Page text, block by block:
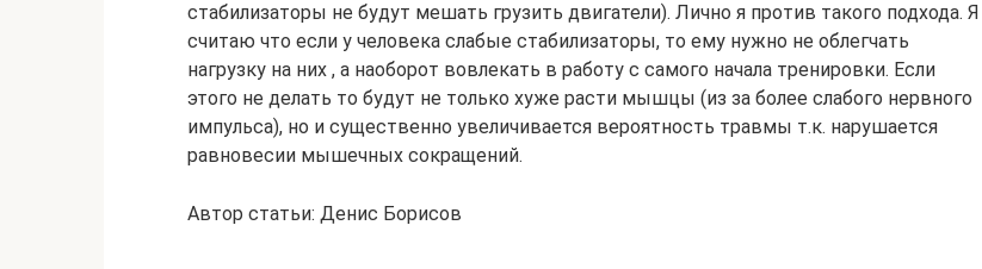
стабилизаторы не будут мешать грузить двигатели). Лично я против такого подхода. Я
считаю что если у человека слабые стабилизаторы, то ему нужно не облегчать
нагрузку на них , а наоборот вовлекать в работу с самого начала тренировки. Если
этого не делать то будут не только хуже расти мышцы (из за более слабого нервного
импульса), но и существенно увеличивается вероятность травмы т.к. нарушается
равновесии мышечных сокращений.
Автор статьи: Денис Борисов